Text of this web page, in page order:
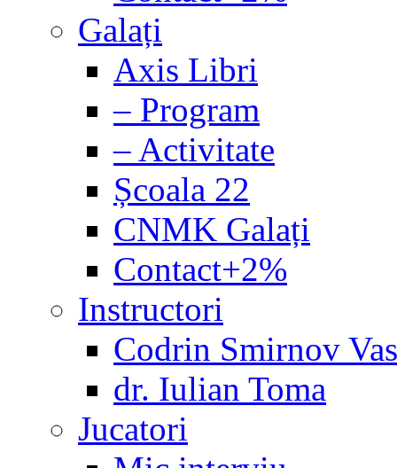
Galați
Axis Libri
– Program
– Activitate
Școala 22
CNMK Galați
Contact+2%
Instructori
Codrin Smirnov
dr. Iulian Toma
Jucatori